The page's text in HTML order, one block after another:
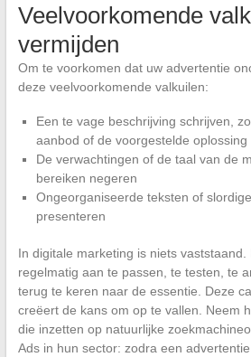
Veelvoorkomende
vermijden
Om te voorkomen dat uw advertentie
deze veelvoorkomende valkuilen:
Een te vage beschrijving schrijven,
aanbod of de voorgestelde oplossing
De verwachtingen of de taal van de
bereiken negeren
Ongeorganiseerde teksten of
presenteren
In digitale marketing is niets vaststaand.
regelmatig aan te passen, te testen, te
terug te keren naar de essentie. Deze
creëert de kans om op te vallen. Neem
die inzetten op natuurlijke
Ads in hun sector: zodra een